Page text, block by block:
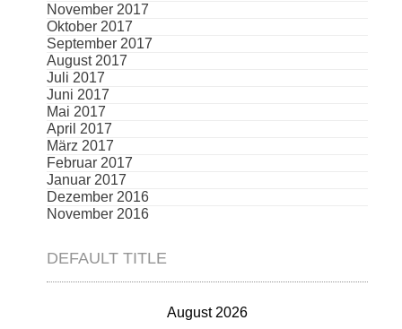
November 2017
Oktober 2017
September 2017
August 2017
Juli 2017
Juni 2017
Mai 2017
April 2017
März 2017
Februar 2017
Januar 2017
Dezember 2016
November 2016
DEFAULT TITLE
August 2026